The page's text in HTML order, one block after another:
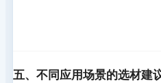
性
五、不同应用场景的选材建